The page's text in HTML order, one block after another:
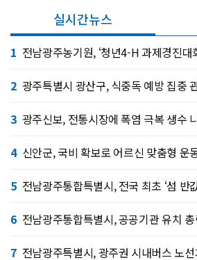
실시간뉴스
1 전남광주농기원, ‘청년4-H 과제경진대
2 광주특별시 광산구, 식중독 예방 집중
3 광주신보, 전통시장에 폭염 극복 생수
4 신안군, 국비 확보로 어르신 맞춤형 운
5 전남광주통합특별시, 전국 최초 ‘섬 반
6 전남광주통합특별시, 공공기관 유치
7 전남광주특별시, 광주권 시내버스 노